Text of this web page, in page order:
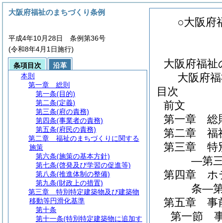
○大阪府
大阪府福
大阪府
目次
前文
第一章
総
第二章
福
第三章
特
―第
第四章
ホ
条―
第五章
事
第一節
大阪府福祉のまちづくり条例
平成4年10月28日 条例第36号
(令和8年4月1日施行)
条項目次
沿革
本則
第一章
総則
第一条(目的)
第二条(定義)
第三条(府の責務)
第四条(事業者の責務)
第五条(府民の責務)
第二章
福祉のまちづくりに関する
施策
第六条(施策の基本方針)
第七条(啓発及び学習の促進等)
第八条(推進体制の整備)
第九条(財政上の措置)
第三章
特別特定建築物及び建築物
移動等円滑化基準
第十条
第十一条(特別特定建築物に追加す